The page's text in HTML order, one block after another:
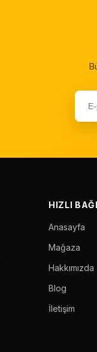
HIZLI
Anasayfa
Mağaza
Hakkımızda
Blog
İletişim